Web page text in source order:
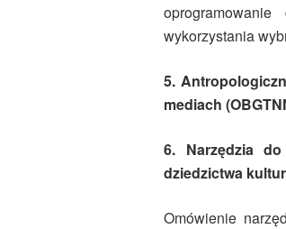
wykorzystania
5.
mediach
6. Narzędzia do
dziedzictwa
Omówienie